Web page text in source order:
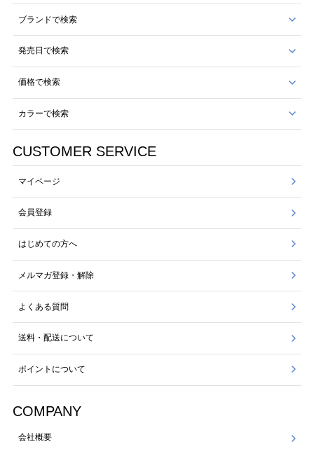
ブランドで検索
発売日で検索
価格で検索
カラーで検索
CUSTOMER SERVICE
マイページ
会員登録
はじめての方へ
メルマガ登録・解除
よくある質問
送料・配送について
ポイントについて
COMPANY
会社概要